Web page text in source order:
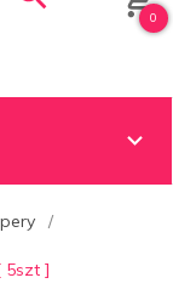
0
5szt ]